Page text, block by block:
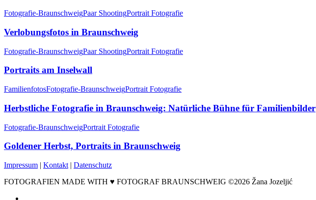
Fotografie-BraunschweigPaar ShootingPortrait Fotografie
Verlobungsfotos in Braunschweig
Fotografie-BraunschweigPaar ShootingPortrait Fotografie
Portraits am Inselwall
FamilienfotosFotografie-BraunschweigPortrait Fotografie
Herbstliche Fotografie in Braunschweig: Natürliche Bühne für Familienbilder
Fotografie-BraunschweigPortrait Fotografie
Goldener Herbst, Portraits in Braunschweig
Impressum | Kontakt | Datenschutz
FOTOGRAFIEN MADE WITH ♥ FOTOGRAF BRAUNSCHWEIG ©2026 Žana Jozeljić